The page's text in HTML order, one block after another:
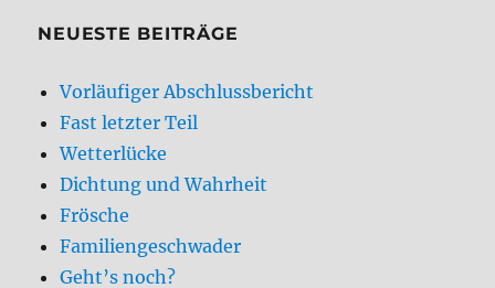
NEUESTE BEITRÄGE
Vorläufiger Abschlussbericht
Fast letzter Teil
Wetterlücke
Dichtung und Wahrheit
Frösche
Familiengeschwader
Geht’s noch?